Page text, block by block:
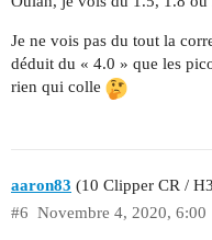
Je ne vois pas du tout la
déduit du « 4.0 » que les
rien qui colle
aaron83 (10 Clipper CR /
Novembre 4, 2020, 6:00
#6